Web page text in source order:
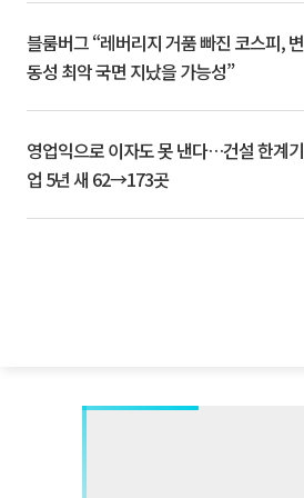
블룸버그 “레버리지 거품 빠진 코스피, 변
동성 최악 국면 지났을 가능성”
영업익으로 이자도 못 낸다…건설 한계기
업 5년 새 62→173곳